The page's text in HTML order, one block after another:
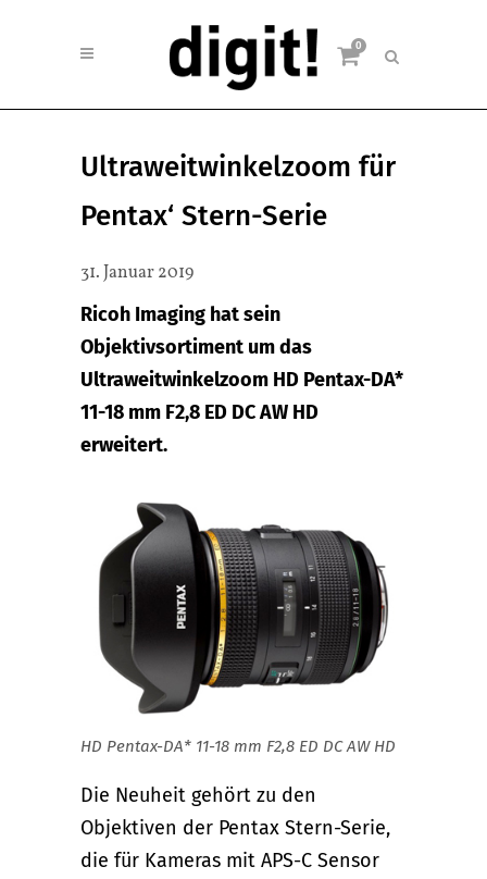
0
Ultraweitwinkelzoom für
Pentax‘ Stern-Serie
31. Januar 2019
Ricoh Imaging hat sein
Objektivsortiment um das
Ultraweitwinkelzoom HD Pentax-DA*
11-18 mm F2,8 ED DC AW HD
erweitert.
HD Pentax-DA* 11-18 mm F2,8 ED DC AW HD
Die Neuheit gehört zu den
Objektiven der Pentax Stern-Serie,
die für Kameras mit APS-C Sensor